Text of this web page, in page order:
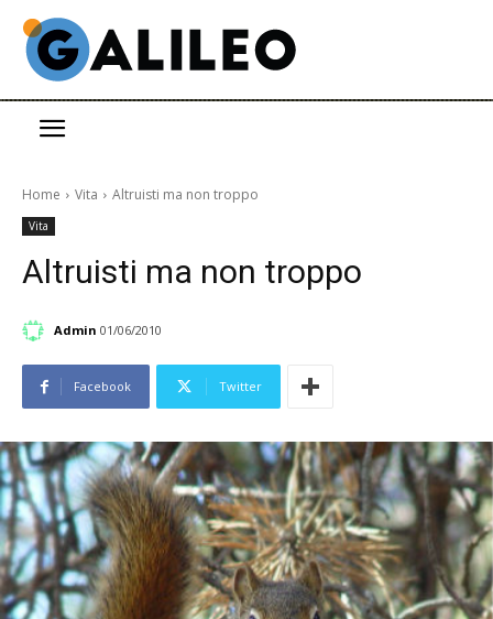
Home Vita Altruisti ma non troppo
Vita
Altruisti ma non troppo
Admin 01/06/2010
Facebook Twitter